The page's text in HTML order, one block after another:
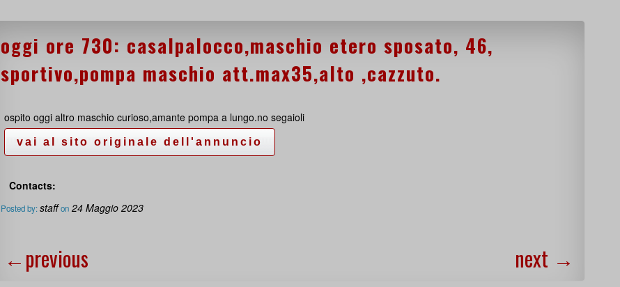
oggi ore 730: casalpalocco,maschio etero sposato, 46,
sportivo,pompa maschio att.max35,alto ,cazzuto.
ospito oggi altro maschio curioso,amante pompa a lungo.no segaioli
Contacts:
Posted by:staff on 24 Maggio 2023
←previous next →